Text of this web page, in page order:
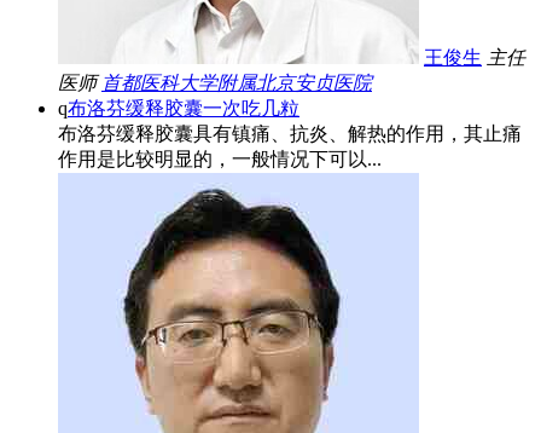
王俊生 主任
医师 首都医科大学附属北京安贞医院
q布洛芬缓释胶囊一次吃几粒
布洛芬缓释胶囊具有镇痛、抗炎、解热的作用，其止痛
作用是比较明显的，一般情况下可以...